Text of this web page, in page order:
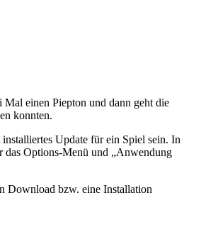
Mal einen Piepton und dann geht die
konnten.
Update für ein Spiel sein. In
das Options-Menü und „Anwendung
Download bzw. eine Installation